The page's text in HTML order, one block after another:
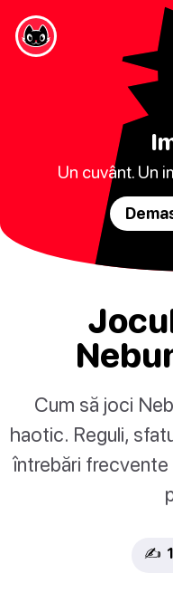
Un cuvânt. Un
Cum să joci
haotic. Reguli,
întrebări
✍️ 1